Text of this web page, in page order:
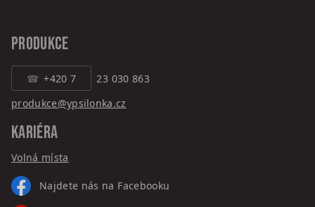
PRODUKCE
+420 7
23 030 863
produkce@ypsilonka.cz
KARIÉRA
Volná místa
Najdete nás na Facebooku